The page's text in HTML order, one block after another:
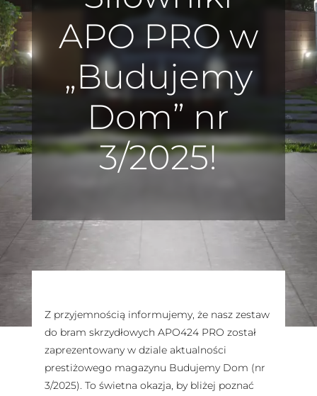
APO PRO w
„Budujemy
Dom” nr
3/2025!
Z przyjemnością informujemy, że nasz zestaw
do bram skrzydłowych APO424 PRO został
zaprezentowany w dziale aktualności
prestiżowego magazynu Budujemy Dom (nr
3/2025). To świetna okazja, by bliżej poznać